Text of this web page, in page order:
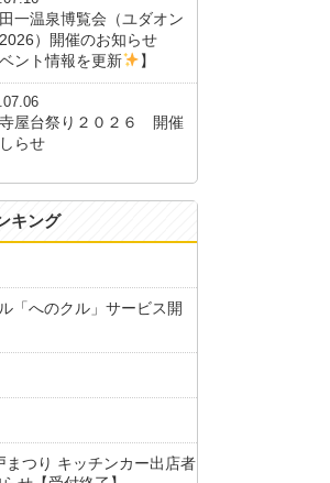
田一温泉博覧会（ユダオン
）開催のお知らせ
ベント情報を更新
】
屋台祭り２０２６ 開催
らせ
キング
「へのクル」サービス開
まつり キッチンカー出店者